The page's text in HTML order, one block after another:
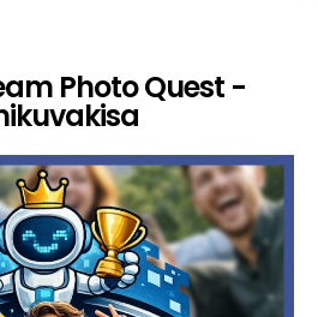
Photo Quest -